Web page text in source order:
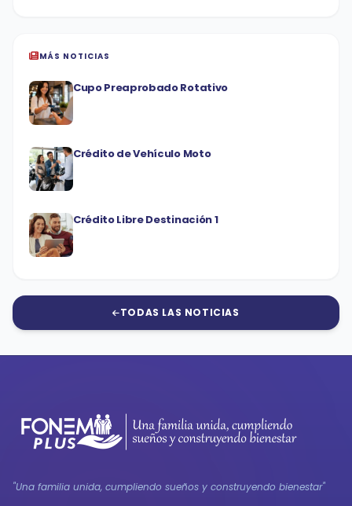
MÁS NOTICIAS
Cupo Preaprobado Rotativo
Crédito de Vehículo Moto
Crédito Libre Destinación 1
TODAS LAS NOTICIAS
"Una familia unida, cumpliendo sueños y construyendo bienestar"